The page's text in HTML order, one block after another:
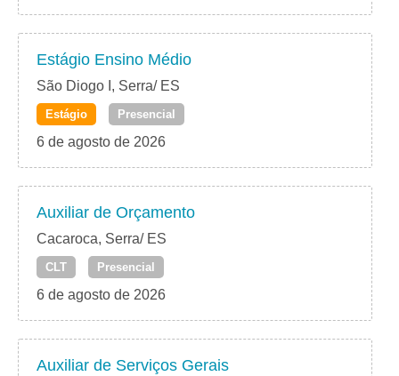
Estágio Ensino Médio
São Diogo I, Serra/ ES
Estágio Presencial
6 de agosto de 2026
Auxiliar de Orçamento
Cacaroca, Serra/ ES
CLT Presencial
6 de agosto de 2026
Auxiliar de Serviços Gerais